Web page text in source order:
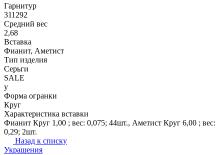
Гарнитур
311292
Средний вес
2,68
Вставка
Фианит, Аметист
Тип изделия
Серьги
SALE
y
Форма огранки
Круг
Характеристика вставки
Фианит Круг 1,00 ; вес: 0,075; 44шт., Аметист Круг 6,00 ; вес:
0,29; 2шт.
Назад к списку
Украшения